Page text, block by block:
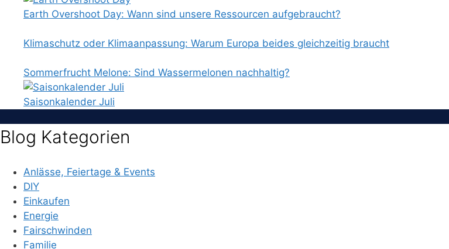
Earth Overshoot Day: Wann sind unsere Ressourcen aufgebraucht?
Klimaschutz oder Klimaanpassung: Warum Europa beides gleichzeitig braucht
Sommerfrucht Melone: Sind Wassermelonen nachhaltig?
Saisonkalender Juli
Blog Kategorien
Anlässe, Feiertage & Events
DIY
Einkaufen
Energie
Fairschwinden
Familie